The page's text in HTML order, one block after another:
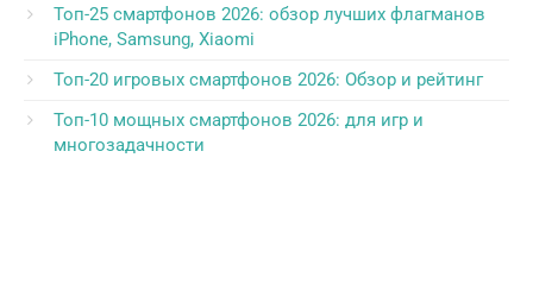
Топ-25 смартфонов 2026: обзор лучших флагманов
iPhone, Samsung, Xiaomi
Топ-20 игровых смартфонов 2026: Обзор и рейтинг
Топ-10 мощных смартфонов 2026: для игр и
многозадачности